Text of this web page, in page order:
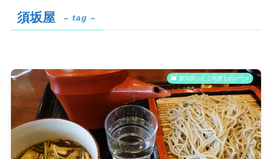
須坂屋 – tag –
新潟良いとこ何度もおいで♫